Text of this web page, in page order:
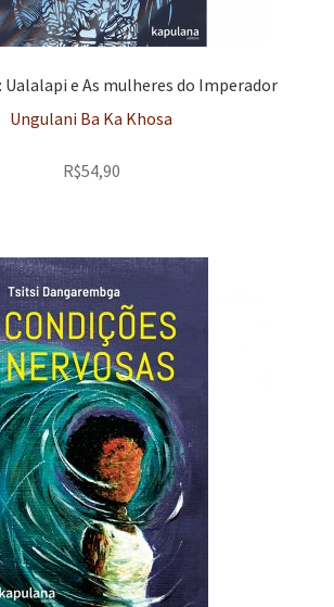
Ualalapi e As mulheres do Imperador
Ungulani Ba Ka Khosa
R$54,90